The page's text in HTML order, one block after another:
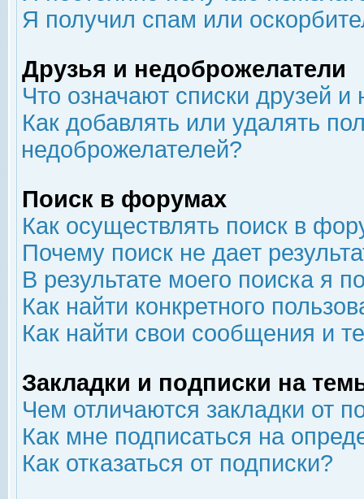
Я получил спам или
Друзья и недоброжелатели
Что означают списки друзей
Как добавлять или удалять
недоброжелателей?
Поиск в форумах
Как осуществлять поиск в
Почему поиск не дает
В результате моего поиска я
Как найти конкретного
Как найти свои сообщения и
Закладки и подписки на
Чем отличаются закладки от
Как мне подписаться на
Как отказаться от подписки?